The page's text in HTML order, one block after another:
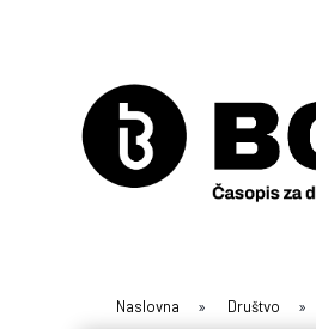
Naslovna » Društvo »